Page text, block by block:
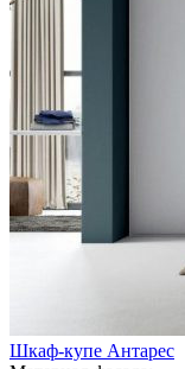
Шкаф-купе Антарес